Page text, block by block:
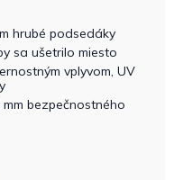
hrubé podsedáky
sa ušetrilo miesto
vplyvom, UV
bezpečnostného